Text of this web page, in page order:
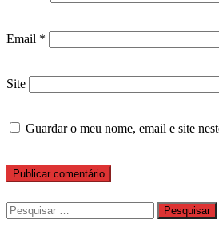
Email *
Site
Guardar o meu nome, email e site
Pesquisar
por: